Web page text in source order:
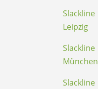
Slackline
Leipzig
Slackline
München
Slackline